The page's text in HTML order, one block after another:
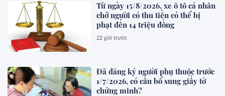
Từ ngày 15/8/2026, xe ô tô cá nhân
chở người có thu tiền có thể bị
phạt đến 14 triệu đồng
22 giờ trước
Đã đăng ký người phụ thuộc trước
1/7/2026, có cần bổ sung giấy tờ
chứng minh?